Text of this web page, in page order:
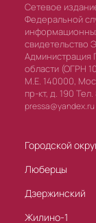
Сетевое
Федеральной
свидетельство
Администрация
области (ОГРН
М.Е. 140000,
пр-кт, д. 190 Тел.
pressa@yandex.ru
Городской
Люберцы
Дзержинский
Жилино-1